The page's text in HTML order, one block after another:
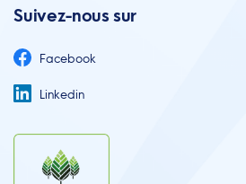
Suivez-nous sur
Facebook
Linkedin